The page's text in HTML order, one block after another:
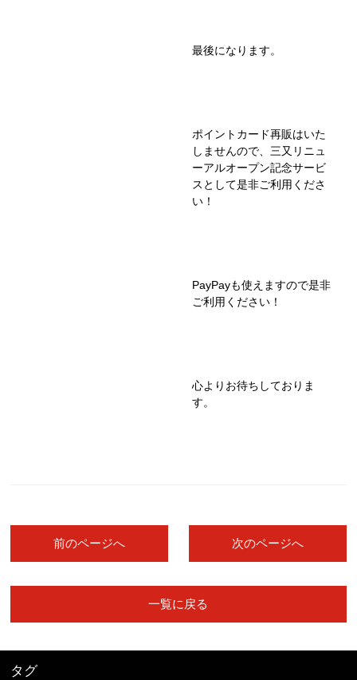
最後になります。
ポイントカード再販はいた
しませんので、三又リニュ
ーアルオープン記念サービ
スとして是非ご利用くださ
い！
PayPayも使えますので是非
ご利用ください！
心よりお待ちしておりま
す。
前のページへ
一覧に戻る
次のページへ
タグ